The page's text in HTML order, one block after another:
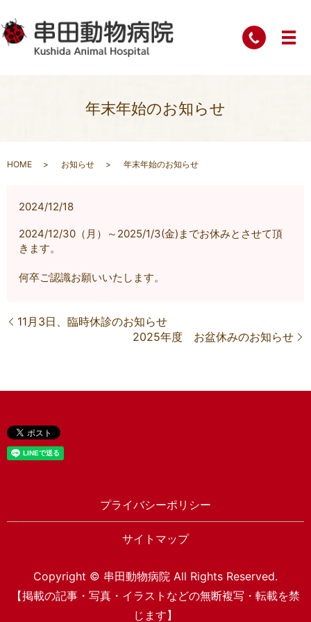
年末年始のお知らせ
HOME お知らせ 年末年始のお知らせ
2024/12/18
2024/12/30（月）～2025/1/3(金)までお休みとさせて頂
きます。
何卒ご認識お願いいたします。
11月3日、臨時休診のお知らせ
2025年度 お盆休みのお知らせ
プライバシーポリシー
サイトマップ
Copyright © 串田動物病院 All Rights Reserved.
【掲載の記事・写真・イラストなどの無断複写・転載を禁
じます】